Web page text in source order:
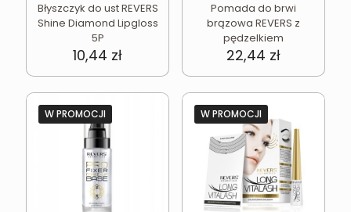
Błyszczyk do ust REVERS
Shine Diamond Lipgloss
5P
10,44 zł
Pomada do brwi
brązowa REVERS z
pędzelkiem
22,44 zł
W PROMOCJI W PROMOCJI